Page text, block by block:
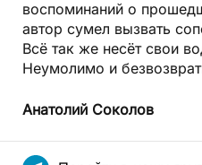
воспоминаний о
автор сумел вызвать
Всё так же несёт свои
Неумолимо и
Анатолий Соколов